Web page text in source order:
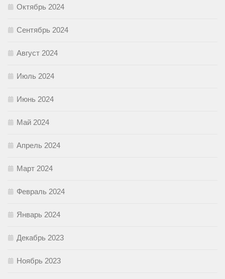
Октябрь 2024
Сентябрь 2024
Август 2024
Июль 2024
Июнь 2024
Май 2024
Апрель 2024
Март 2024
Февраль 2024
Январь 2024
Декабрь 2023
Ноябрь 2023